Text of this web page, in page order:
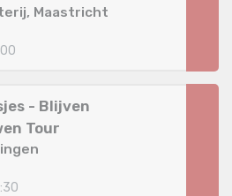
Maastricht
- Blijven
Tour